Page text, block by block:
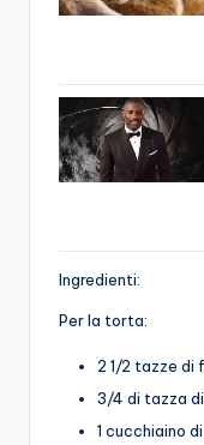
Ingredienti:
Per la torta:
2 1/2 tazze di
3/4 di tazza
1 cucchiaino